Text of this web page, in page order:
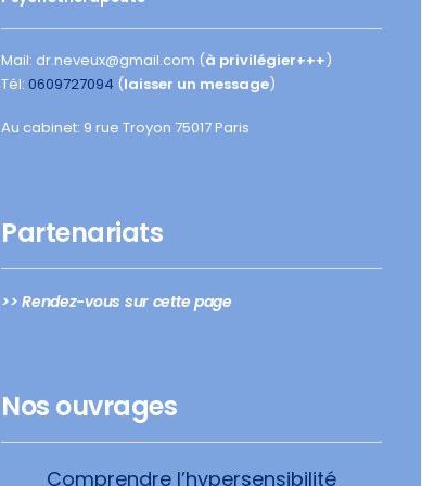
Mail: dr.neveux@gmail.com (à privilégier+++)
Tél: 0609727094 (laisser un message)
Au cabinet: 9 rue Troyon 75017 Paris
Partenariats
>> Rendez-vous sur cette page
Nos ouvrages
Comprendre l’hypersensibilité